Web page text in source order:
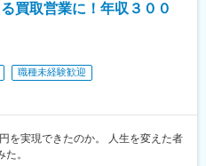
部駅、上星川駅、善行駅、三崎口
駅、岩瀬駅、古河駅、鶴瀬駅、東
木駅、亀戸水神駅、東千葉駅、高
駅(栃木県)、木更津駅、北松戸駅、武
駅、松戸駅、東富岡駅、新鹿沼
東宿郷駅、江曽島駅、笠間駅、下館
森駅、南柏駅、明大前駅、塚原
買取営業に！年収３００
職種未経験歓迎
を実現できたのか。 人生を変えた者
。